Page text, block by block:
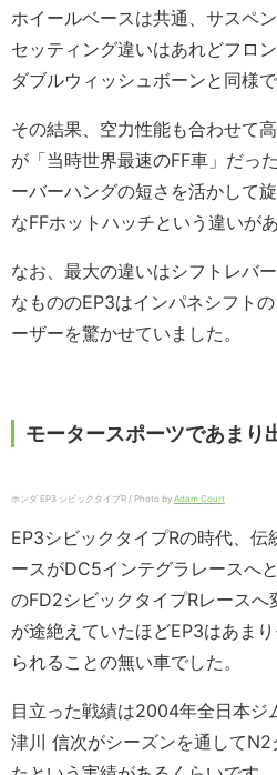
ホイールベースは共通、サスペ
セッティング違いはあれどフロ
ダブルウィッシュボーンと同様で
その結果、空力性能も合わせて
が「当時世界最速のFF車」だっ
ーバーハングの短さを活かして
なFFホットハッチという違いが
なお、最大の違いはシフトレバ
なもののEP3はインパネシフト
ーザーを驚かせていました。
モータースポーツであまり
ホンダ EP3 シビックタイプR / Photo by Adam Court
EP3シビックタイプRの時代、伝
ースがDC5インテグラレースへ
のFD2シビックタイプRレース
が途絶えていたほどEP3はあま
られることの無い車でした。
目立った戦績は2004年全日本ジ
津川 信次がシーズンを通して